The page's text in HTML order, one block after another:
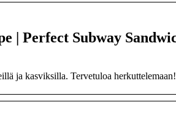
| Perfect Subway
ja kasviksilla. Tervetuloa herkuttelemaan!